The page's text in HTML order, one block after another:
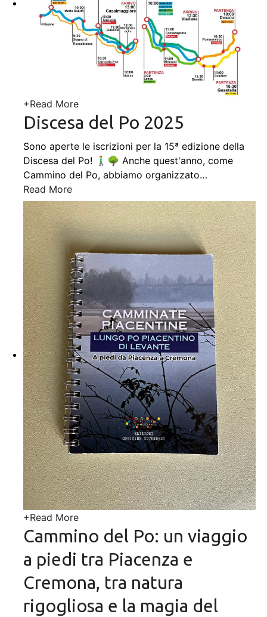
+Read More
Discesa del Po 2025
Sono aperte le iscrizioni per la 15ª edizione della
Discesa del Po! 🚶‍♂️🌳 Anche quest'anno, come
Cammino del Po, abbiamo organizzato…
Read More
+Read More
Cammino del Po: un viaggio
a piedi tra Piacenza e
Cremona, tra natura
rigogliosa e la magia del